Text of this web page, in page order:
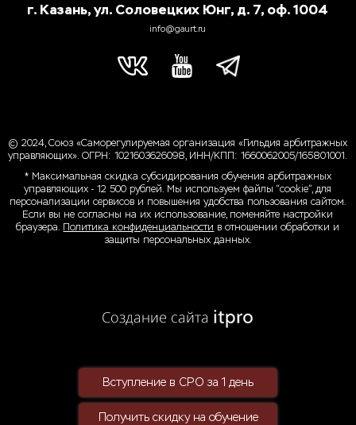
г. Казань, ул. Соловецких Юнг, д. 7, оф. 1004
info@gaurt.ru
© 2024, Союз «Саморегулируемая организация «Гильдия арбитражных
управляющих». ОГРН: 1021603626098, ИНН/КПП: 1660062005/165801001.
* Максимальная скидка субсидирования обучения арбитражных
управляющих - 12 500 рублей. Мы используем файлы “cookie”, для
персонализации сервисов и повышения удобства пользования сайтом.
Если вы не согласны на их использование, поменяйте настройки
браузера. Политика конфиденциальности в отношении обработки и
защиты персональных данных.
Вступление в СРО за 1 день
Получить скидку на обучение